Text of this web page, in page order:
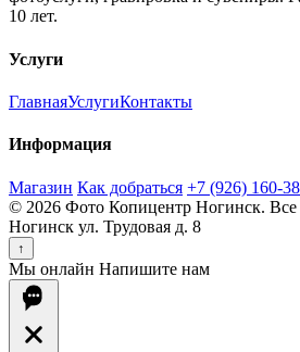
10 лет.
Услуги
ГлавнаяУслугиКонтакты
Информация
Магазин Как добраться +7 (926) 160-
© 2026 Фото Копицентр Ногинск.
Ногинск ул. Трудовая д. 8
↑
Мы онлайн Напишите нам